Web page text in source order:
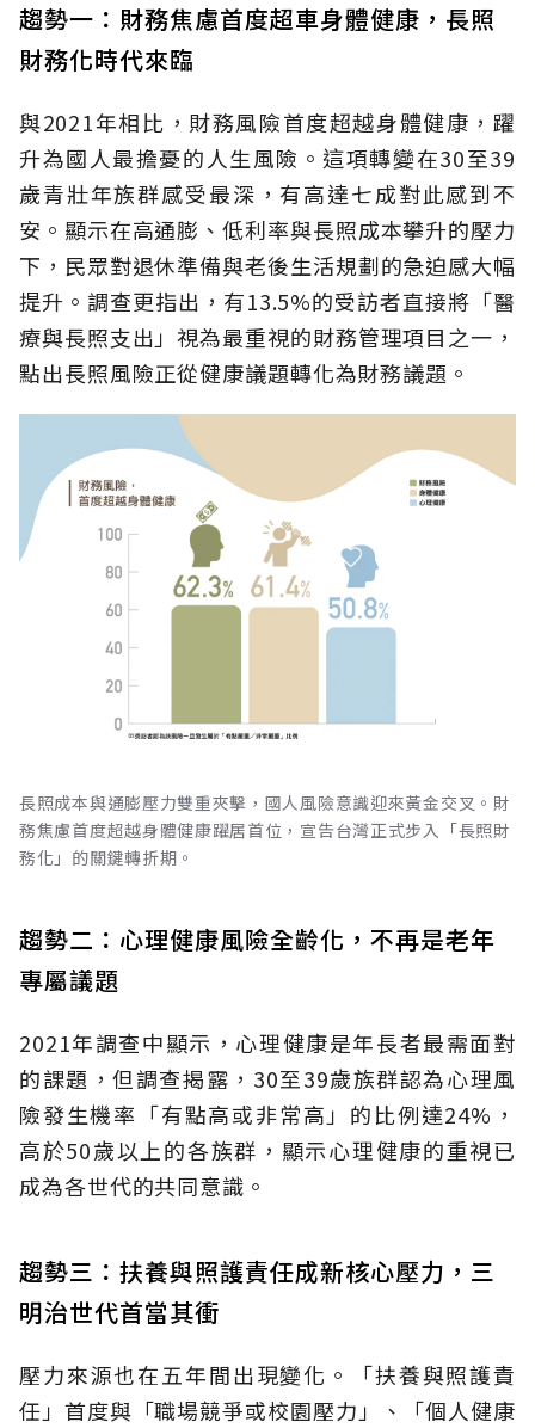
趨勢一：財務焦慮首度超車身體健康，長照
財務化時代來臨
與2021年相比，財務風險首度超越身體健康，躍
升為國人最擔憂的人生風險。這項轉變在30至39
歲青壯年族群感受最深，有高達七成對此感到不
安。顯示在高通膨、低利率與長照成本攀升的壓力
下，民眾對退休準備與老後生活規劃的急迫感大幅
提升。調查更指出，有13.5%的受訪者直接將「醫
療與長照支出」視為最重視的財務管理項目之一，
點出長照風險正從健康議題轉化為財務議題。
長照成本與通膨壓力雙重夾擊，國人風險意識迎來黃金交叉。財
務焦慮首度超越身體健康躍居首位，宣告台灣正式步入「長照財
務化」的關鍵轉折期。
趨勢二：心理健康風險全齡化，不再是老年
專屬議題
2021年調查中顯示，心理健康是年長者最需面對
的課題，但調查揭露，30至39歲族群認為心理風
險發生機率「有點高或非常高」的比例達24%，
高於50歲以上的各族群，顯示心理健康的重視已
成為各世代的共同意識。
趨勢三：扶養與照護責任成新核心壓力，三
明治世代首當其衝
壓力來源也在五年間出現變化。「扶養與照護責
任」首度與「職場競爭或校園壓力」、「個人健康